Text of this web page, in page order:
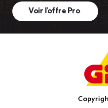
Voir l’offre Pro